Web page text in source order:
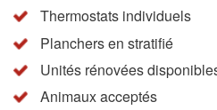
Thermostats individuels
Planchers en stratifié
Unités rénovées
Animaux acceptés